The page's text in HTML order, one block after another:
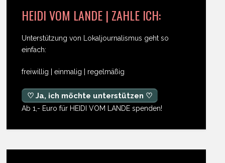
HEIDI VOM LANDE | ZAHLE ICH:
Unterstützung von Lokaljournalismus geht so
einfach:
freiwillig | einmalig | regelmäßig
♡ Ja, ich möchte unterstützen ♡
Ab 1,- Euro für HEIDI VOM LANDE spenden!